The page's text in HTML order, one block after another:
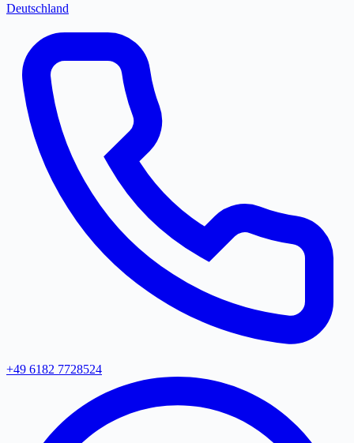
Deutschland
+49 6182 7728524